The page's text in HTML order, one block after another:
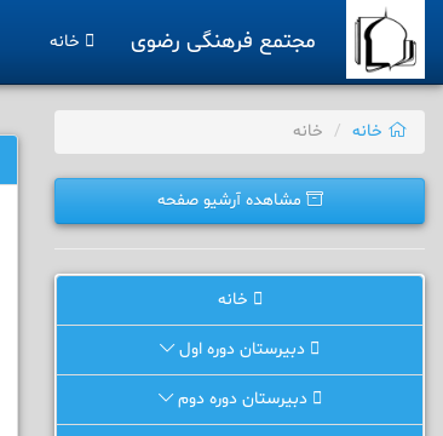
مجتمع فرهنگی رضوی خانه
خانه خانه
مشاهده آرشیو صفحه
خانه
دبیرستان دوره اول
دبیرستان دوره دوم